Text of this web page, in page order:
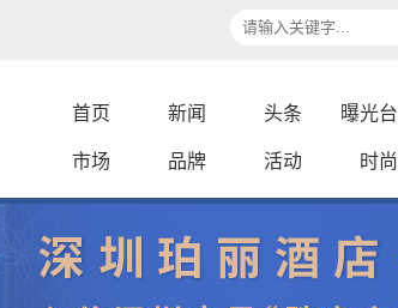
首页 新闻 头条 曝光台
市场 品牌 活动 时尚